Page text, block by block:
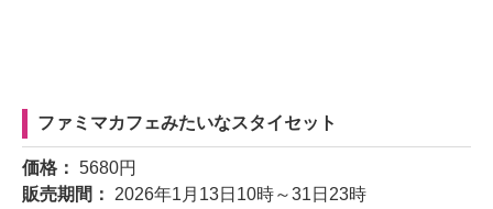
ファミマカフェみたいなスタイセット
価格： 5680円
販売期間： 2026年1月13日10時～31日23時